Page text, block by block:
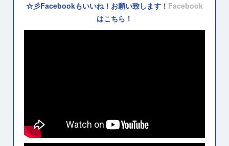
☆彡Facebookもいいね！お願い致します！ Facebook
はこちら！